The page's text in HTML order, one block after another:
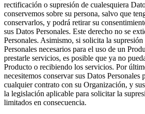
rectificación o supresión de cualesquiera
conservemos sobre su persona, salvo que
conservarlos, y podrá retirar su
sus Datos Personales. Este derecho no se
Personales. Asimismo, si solicita la
Personales necesarios para el uso de un
prestarle servicios, es posible que ya no
Producto o recibiendo los servicios. Por
necesitemos conservar sus Datos Personales
cualquier contrato con su Organización, y
la legislación aplicable para solicitar la
limitados en consecuencia.